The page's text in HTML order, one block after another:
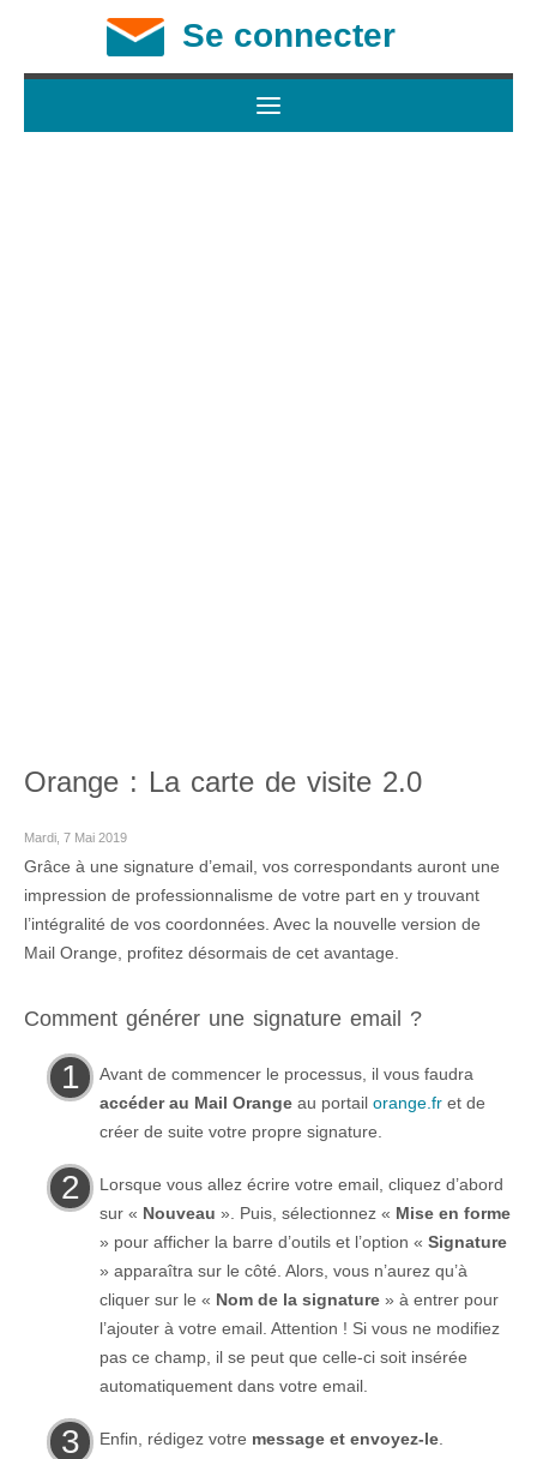
Se connecter
Orange : La carte de visite 2.0
Mardi, 7 Mai 2019
Grâce à une signature d’email, vos correspondants auront une
impression de professionnalisme de votre part en y trouvant
l’intégralité de vos coordonnées. Avec la nouvelle version de
Mail Orange, profitez désormais de cet avantage.
Comment générer une signature email ?
Avant de commencer le processus, il vous faudra
accéder au Mail Orange au portail orange.fr et de
créer de suite votre propre signature.
Lorsque vous allez écrire votre email, cliquez d’abord
sur « Nouveau ». Puis, sélectionnez « Mise en forme
» pour afficher la barre d’outils et l’option « Signature
» apparaîtra sur le côté. Alors, vous n’aurez qu’à
cliquer sur le « Nom de la signature » à entrer pour
l’ajouter à votre email. Attention ! Si vous ne modifiez
pas ce champ, il se peut que celle-ci soit insérée
automatiquement dans votre email.
Enfin, rédigez votre message et envoyez-le